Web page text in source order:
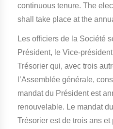
continuous tenure. The
shall take place at the
Les officiers de la Société
Président, le Vice-
Trésorier qui, avec trois
l’Assemblée générale,
mandat du Président est
renouvelable. Le mandat
Trésorier est de trois ans